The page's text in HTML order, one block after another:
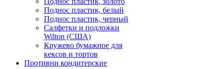
Поднос пластик, белый
Поднос пластик, черный
Салфетки и подложки
Wilton (США)
Кружево бумажное для
кексов и тортов
Противни кондитерские